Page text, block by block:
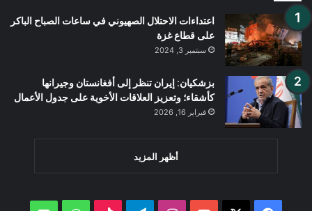
اعتداءات الاحتلال الصهيوني في ساعات الصباح الباكر
على قطاع غزة
سبتمبر 3, 2024
بزشكيان: إيران تنظر إلى أفغانستان وجيرانها
كأشقاء؛ وتعزيز العلاقات الأخوية على جدول الأعمال
فبراير 16, 2026
أظهر المزيد